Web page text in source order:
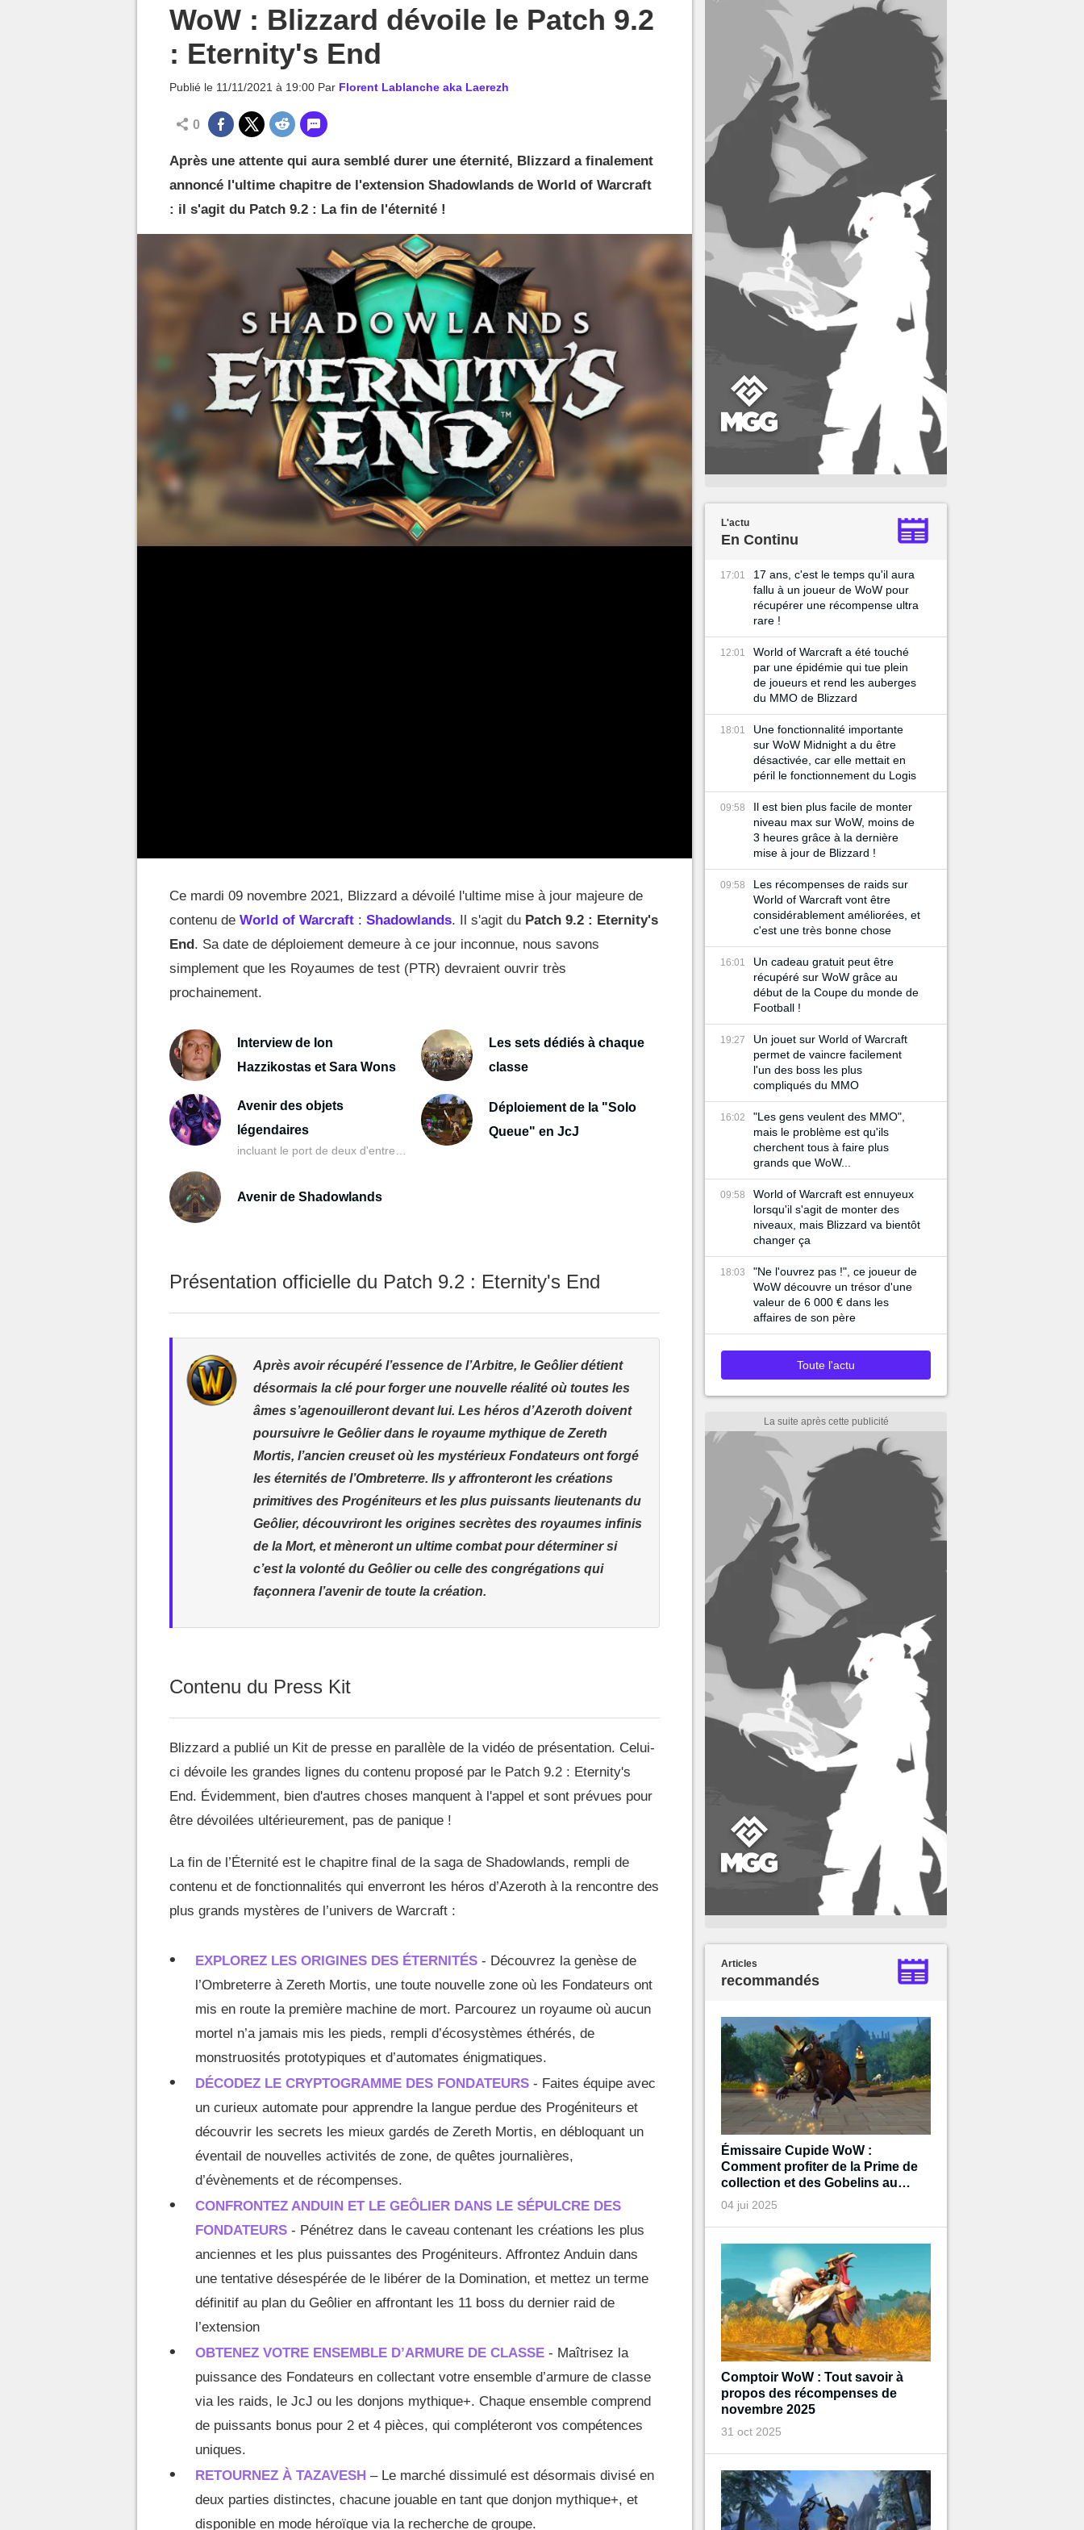
WoW : Blizzard dévoile le Patch 9.2
: Eternity's End
Publié le 11/11/2021 à 19:00 Par Florent Lablanche aka Laerezh
0
Après une attente qui aura semblé durer une éternité, Blizzard a finalement
annoncé l'ultime chapitre de l'extension Shadowlands de World of Warcraft
: il s'agit du Patch 9.2 : La fin de l'éternité !
Ce mardi 09 novembre 2021, Blizzard a dévoilé l'ultime mise à jour majeure de
contenu de World of Warcraft : Shadowlands. Il s'agit du Patch 9.2 : Eternity's
End . Sa date de déploiement demeure à ce jour inconnue, nous savons
simplement que les Royaumes de test (PTR) devraient ouvrir très
prochainement.
Interview de Ion
Hazzikostas et Sara Wons
Les sets dédiés à chaque
classe
Avenir des objets
légendaires
incluant le port de deux d'entre eux !
Déploiement de la "Solo
Queue" en JcJ
Avenir de Shadowlands
Présentation officielle du Patch 9.2 : Eternity's End
Après avoir récupéré l’essence de l’Arbitre, le Geôlier détient
désormais la clé pour forger une nouvelle réalité où toutes les
âmes s’agenouilleront devant lui. Les héros d’Azeroth doivent
poursuivre le Geôlier dans le royaume mythique de Zereth
Mortis, l’ancien creuset où les mystérieux Fondateurs ont forgé
les éternités de l’Ombreterre. Ils y affronteront les créations
primitives des Progéniteurs et les plus puissants lieutenants du
Geôlier, découvriront les origines secrètes des royaumes infinis
de la Mort, et mèneront un ultime combat pour déterminer si
c’est la volonté du Geôlier ou celle des congrégations qui
façonnera l’avenir de toute la création.
Contenu du Press Kit
Blizzard a publié un Kit de presse en parallèle de la vidéo de présentation. Celui-
ci dévoile les grandes lignes du contenu proposé par le Patch 9.2 : Eternity's
End. Évidemment, bien d'autres choses manquent à l'appel et sont prévues pour
être dévoilées ultérieurement, pas de panique !
La fin de l’Éternité est le chapitre final de la saga de Shadowlands, rempli de
contenu et de fonctionnalités qui enverront les héros d’Azeroth à la rencontre des
plus grands mystères de l’univers de Warcraft :
EXPLOREZ LES ORIGINES DES ÉTERNITÉS - Découvrez la genèse de
l’Ombreterre à Zereth Mortis, une toute nouvelle zone où les Fondateurs ont
mis en route la première machine de mort. Parcourez un royaume où aucun
mortel n’a jamais mis les pieds, rempli d’écosystèmes éthérés, de
monstruosités prototypiques et d’automates énigmatiques.
DÉCODEZ LE CRYPTOGRAMME DES FONDATEURS - Faites équipe avec
un curieux automate pour apprendre la langue perdue des Progéniteurs et
découvrir les secrets les mieux gardés de Zereth Mortis, en débloquant un
éventail de nouvelles activités de zone, de quêtes journalières,
d’évènements et de récompenses.
CONFRONTEZ ANDUIN ET LE GEÔLIER DANS LE SÉPULCRE DES
FONDATEURS - Pénétrez dans le caveau contenant les créations les plus
anciennes et les plus puissantes des Progéniteurs. Affrontez Anduin dans
une tentative désespérée de le libérer de la Domination, et mettez un terme
définitif au plan du Geôlier en affrontant les 11 boss du dernier raid de
l’extension
OBTENEZ VOTRE ENSEMBLE D’ARMURE DE CLASSE - Maîtrisez la
puissance des Fondateurs en collectant votre ensemble d’armure de classe
via les raids, le JcJ ou les donjons mythique+. Chaque ensemble comprend
de puissants bonus pour 2 et 4 pièces, qui compléteront vos compétences
uniques.
RETOURNEZ À TAZAVESH – Le marché dissimulé est désormais divisé en
deux parties distinctes, chacune jouable en tant que donjon mythique+, et
disponible en mode héroïque via la recherche de groupe.
L'actu
En Continu
17:01
17 ans, c'est le temps qu'il aura
fallu à un joueur de WoW pour
récupérer une récompense ultra
rare !
12:01
World of Warcraft a été touché
par une épidémie qui tue plein
de joueurs et rend les auberges
du MMO de Blizzard
18:01
Une fonctionnalité importante
sur WoW Midnight a du être
désactivée, car elle mettait en
péril le fonctionnement du Logis
09:58
Il est bien plus facile de monter
niveau max sur WoW, moins de
3 heures grâce à la dernière
mise à jour de Blizzard !
09:58
Les récompenses de raids sur
World of Warcraft vont être
considérablement améliorées, et
c'est une très bonne chose
16:01
Un cadeau gratuit peut être
récupéré sur WoW grâce au
début de la Coupe du monde de
Football !
19:27
Un jouet sur World of Warcraft
permet de vaincre facilement
l'un des boss les plus
compliqués du MMO
16:02
"Les gens veulent des MMO",
mais le problème est qu'ils
cherchent tous à faire plus
grands que WoW...
09:58
World of Warcraft est ennuyeux
lorsqu'il s'agit de monter des
niveaux, mais Blizzard va bientôt
changer ça
18:03
"Ne l'ouvrez pas !", ce joueur de
WoW découvre un trésor d'une
valeur de 6 000 € dans les
affaires de son père
Toute l'actu
Articles
recommandés
Émissaire Cupide WoW :
Comment profiter de la Prime de
collection et des Gobelins au
trésor de Diablo pendant
l'événement ?
04 jui 2025
Comptoir WoW : Tout savoir à
propos des récompenses de
novembre 2025
31 oct 2025